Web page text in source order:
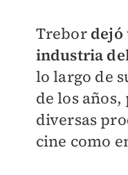
Trebor dejó
industria
lo largo de
de los
diversas
cine como